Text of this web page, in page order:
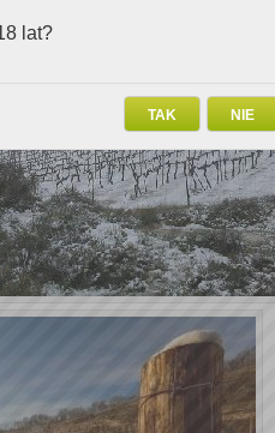
lat?
NIE
TAK